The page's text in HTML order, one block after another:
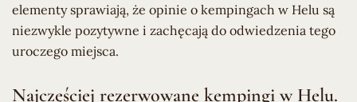
elementy sprawiają, że opinie o kempingach w Helu są
niezwykle pozytywne i zachęcają do odwiedzenia tego
uroczego miejsca.
Najczęściej rezerwowane kempingi w Helu.